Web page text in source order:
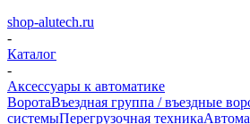
shop-alutech.ru
-
Каталог
-
Аксессуары к автоматике
ВоротаВъездная группа / въездные
системыПерегрузочная техника